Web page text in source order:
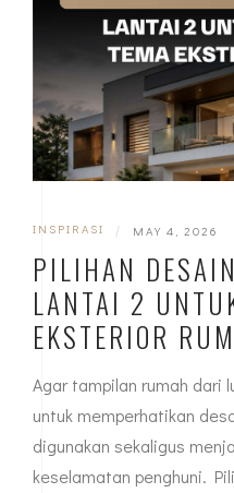
INSPIRASI | MAY 4, 2026
PILIHAN
LANTAI 2
EKSTERIOR
Agar tampilan rumah dari
untuk memperhatikan
digunakan sekaligus
keselamatan penghuni.